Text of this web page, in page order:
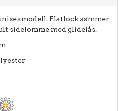
Flatlock sømmer
sidelomme med glidelås.